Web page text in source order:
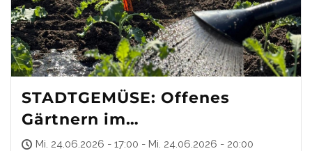
STADTGEMÜSE: Offenes
Gärtnern im
Gemeinschaftsgarten in
Mi. 24.06.2026 - 17:00 - Mi. 24.06.2026 - 20:00